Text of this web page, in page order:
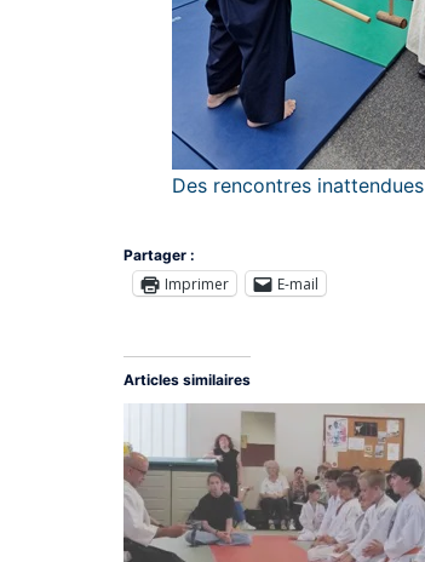
Des rencontres inattendues
Partager :
Imprimer E-mail
Articles similaires